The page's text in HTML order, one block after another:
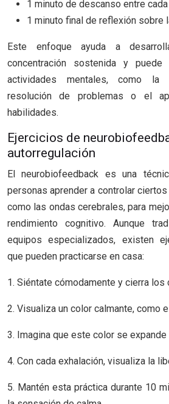
1 minuto de descanso entre
1 minuto final de reflexión sobre
Este enfoque ayuda a
concentración sostenida y
actividades mentales, como la
resolución de problemas o el
habilidades.
Ejercicios de
autorregulación
El neurobiofeedback es una
personas aprender a controlar
como las ondas cerebrales, para
rendimiento cognitivo. Aunque
equipos especializados, existen
que pueden practicarse en casa:
1. Siéntate cómodamente y cierra los
2. Visualiza un color calmante, como
3. Imagina que este color se expande
4. Con cada exhalación, visualiza la
5. Mantén esta práctica durante 10